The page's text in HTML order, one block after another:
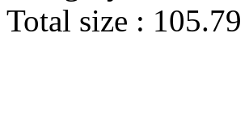
Total size :